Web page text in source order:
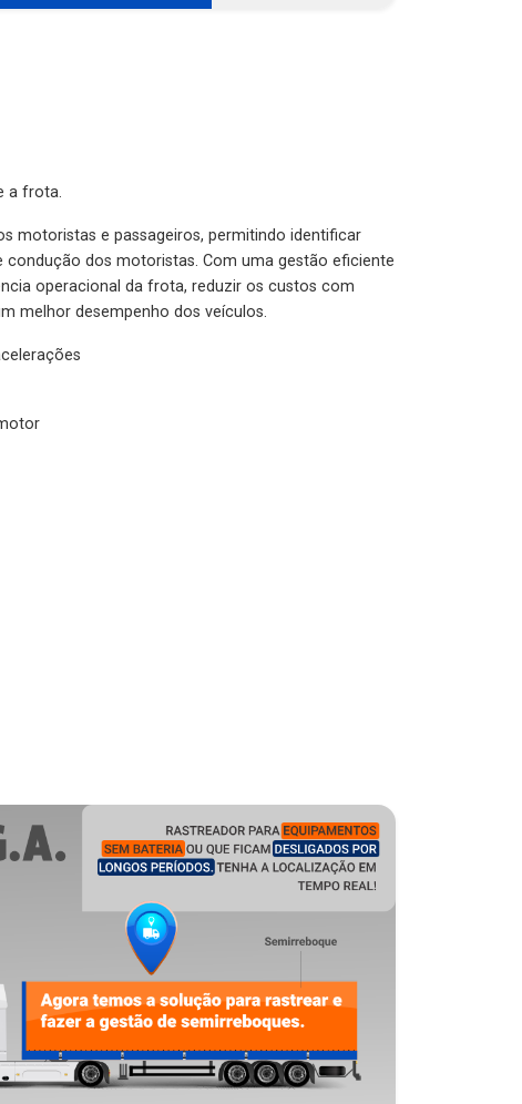
frota.
motoristas e passageiros, permitindo identificar
condução dos motoristas. Com uma gestão eficiente
operacional da frota, reduzir os custos com
melhor desempenho dos veículos.